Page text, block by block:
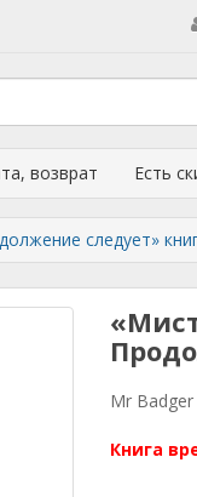
возврат Есть
следует»
Mr
Книга